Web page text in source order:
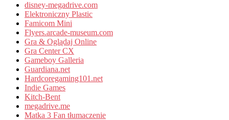
disney-megadrive.com
Elektroniczny Plastic
Famicom Mini
Flyers.arcade-museum.com
Gra & Oglądaj Online
Gra Center CX
Gameboy Galleria
Guardiana.net
Hardcoregaming101.net
Indie Games
Kitch-Bent
megadrive.me
Matka 3 Fan tłumaczenie